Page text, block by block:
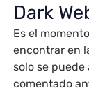
Dark
Es el
encontrar en
solo se
comentado